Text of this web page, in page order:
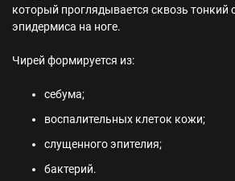
который проглядывается сквозь тонкий
эпидермиса на ноге.
Чирей формируется из:
себума;
воспалительных клеток кожи;
слущенного эпителия;
бактерий.